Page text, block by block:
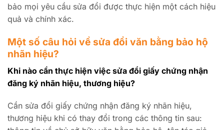
bảo mọi yêu cầu sửa đổi được thực hiện một cách hiệu
quả và chính xác.
Một số câu hỏi về sửa đổi văn bằng bảo hộ
nhãn hiệu?
Khi nào cần thực hiện việc sửa đổi giấy chứng nhận
đăng ký nhãn hiệu, thương hiệu?
Cần sửa đổi giấy chứng nhận đăng ký nhãn hiệu,
thương hiệu khi có thay đổi trong các thông tin sau: